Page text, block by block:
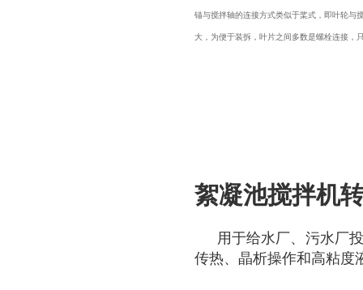
锚与搅拌轴的连接方式类似于桨式，即叶轮与
大，为便于装拆，叶片之间多数是螺栓连接，
絮凝池搅拌机
用于给水厂、污水厂
传热、晶析操作和高粘度